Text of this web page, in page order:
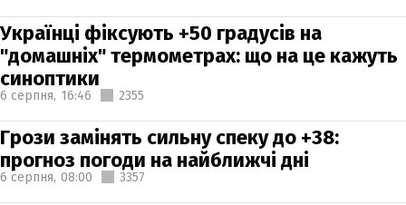
Українці фіксують +50 градусів на
"домашніх" термометрах: що на це кажуть
синоптики
6 серпня, 16:46 2355
Грози замінять сильну спеку до +38:
прогноз погоди на найближчі дні
6 серпня, 08:00 3357